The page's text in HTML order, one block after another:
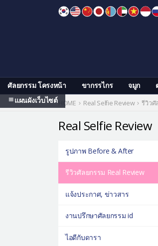
ศัลยกรรม โครงหน้า ขากรรไกร จมูก
แผนผังเว็บไซต์ HOME Real Selfie Review รีวิวศั
Real Selfie Review
รูปภาพ Before & After
รีวิวศัลยกรรม Real Review
แจ้งประกาศ, ข่าวสาร
งานปรึกษาศัลยกรรม id
ไอดีกับดารา